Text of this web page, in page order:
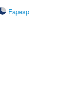
Fapesp